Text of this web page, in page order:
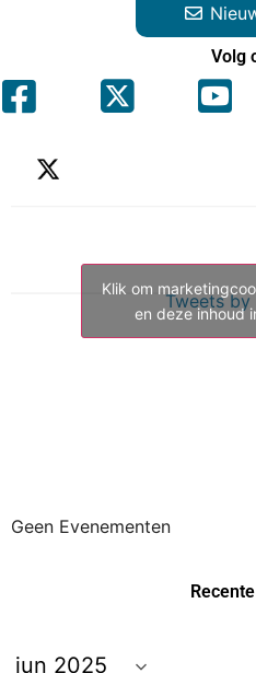
Volg
Tweets by
Klik om
en deze inhoud
Geen Evenementen